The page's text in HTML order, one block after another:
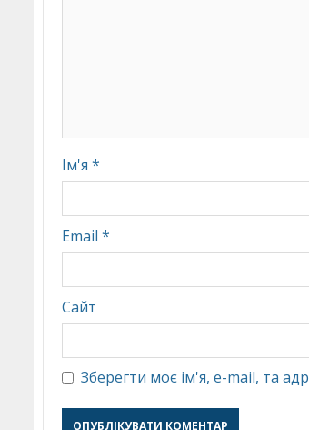
Ім'я *
Email *
Сайт
Зберегти моє ім'я, e-mail, та